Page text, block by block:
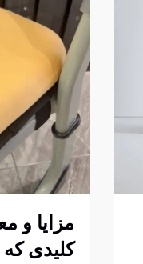
مزایا و
کلیدی که